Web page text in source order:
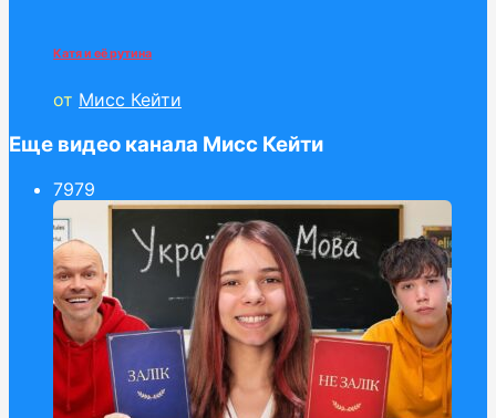
Катя и её рутина
от Мисс Кейти
Еще видео канала Мисс Кейти
7979